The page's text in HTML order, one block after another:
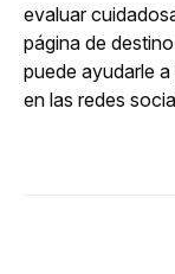
evaluar
página de
puede ayudarle
en las redes